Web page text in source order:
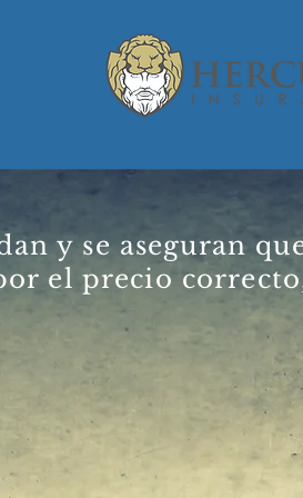
y se aseguran
el precio
En